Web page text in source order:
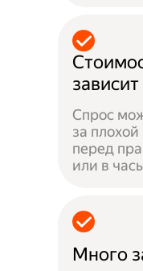
Спрос
за
перед
или в
Много